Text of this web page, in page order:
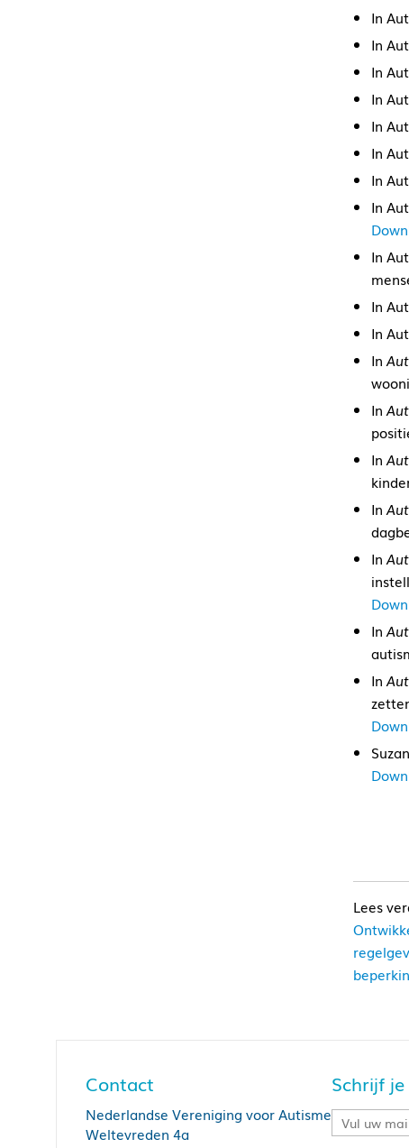
In
In
In
In
In
In
In
In
In
In
In
In
In
In
In
In
In
In
Contact
Nederlandse Vereniging voor Autisme
Weltevreden 4a
Schrijf